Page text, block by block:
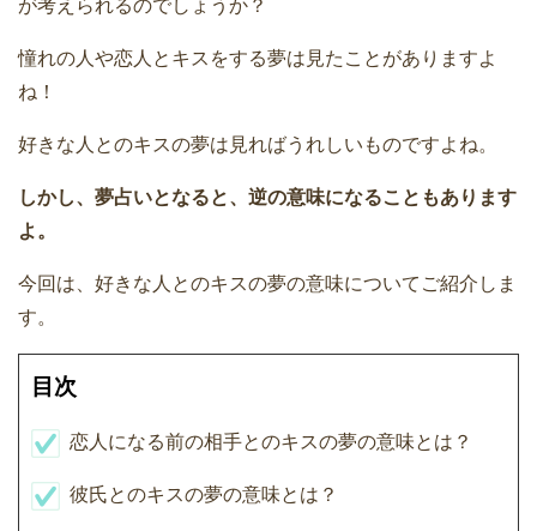
が考えられるのでしょうか？
憧れの人や恋人とキスをする夢は見たことがありますよ
ね！
好きな人とのキスの夢は見ればうれしいものですよね。
しかし、夢占いとなると、逆の意味になることもあります
よ。
今回は、好きな人とのキスの夢の意味についてご紹介しま
す。
目次
恋人になる前の相手とのキスの夢の意味とは？
彼氏とのキスの夢の意味とは？